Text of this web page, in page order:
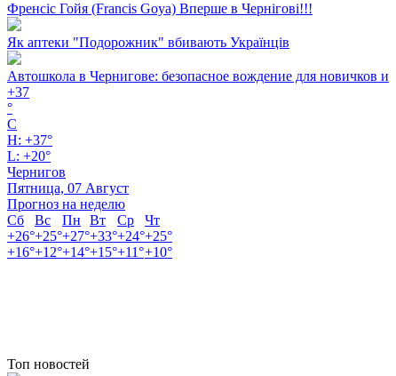
Френсіс Гойя (Francis Goya) Вперше в Чернігові!!!
Як аптеки "Подорожник" вбивають Українців
Автошкола в Чернигове: безопасное вождение для новичков и
+37
°
C
H: +37°
L: +20°
Чернигов
Пятница, 07 Август
Прогноз на неделю
Сб
Вс Пн Вт Ср
Чт
+26°+25°+27°+33°+24°+25°
+16°+12°+14°+15°+11°+10°
Топ новостей